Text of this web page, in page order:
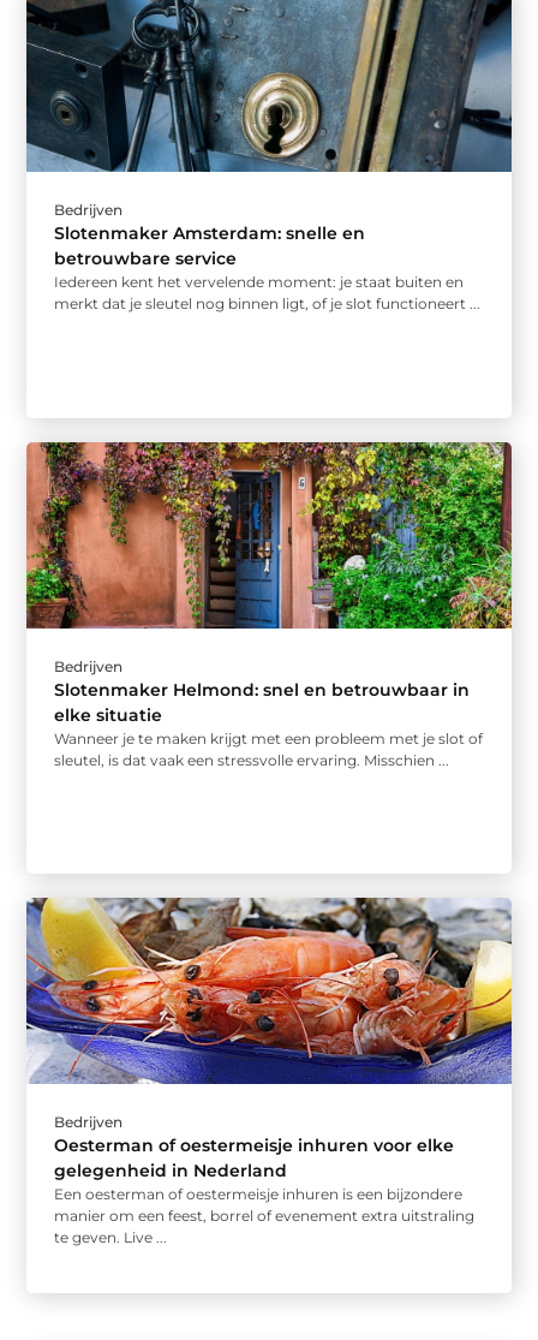
Bedrijven
Slotenmaker Amsterdam: snelle en
betrouwbare service
Iedereen kent het vervelende moment: je staat buiten en
merkt dat je sleutel nog binnen ligt, of je slot functioneert ...
Bedrijven
Slotenmaker Helmond: snel en betrouwbaar in
elke situatie
Wanneer je te maken krijgt met een probleem met je slot of
sleutel, is dat vaak een stressvolle ervaring. Misschien ...
Bedrijven
Oesterman of oestermeisje inhuren voor elke
gelegenheid in Nederland
Een oesterman of oestermeisje inhuren is een bijzondere
manier om een feest, borrel of evenement extra uitstraling
te geven. Live ...